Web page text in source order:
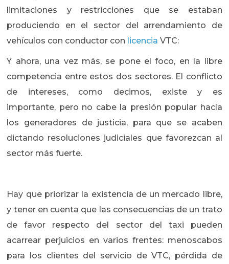
limitaciones y restricciones que se estaban
produciendo en el sector del arrendamiento de
vehículos con conductor con licencia VTC:
Y ahora, una vez más, se pone el foco, en la libre
competencia entre estos dos sectores. El conflicto
de intereses, como decimos, existe y es
importante, pero no cabe la presión popular hacía
los generadores de justicia, para que se acaben
dictando resoluciones judiciales que favorezcan al
sector más fuerte.
Hay que priorizar la existencia de un mercado libre,
y tener en cuenta que las consecuencias de un trato
de favor respecto del sector del taxi pueden
acarrear perjuicios en varios frentes: menoscabos
para los clientes del servicio de VTC, pérdida de